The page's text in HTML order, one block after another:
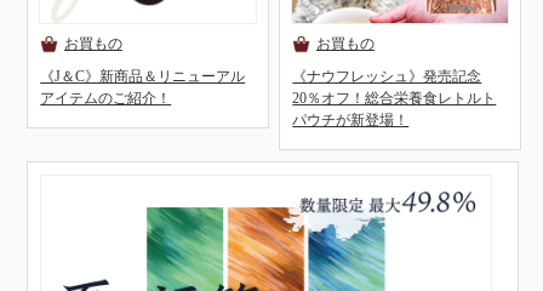
《J＆C》新商品＆リニューアル
アイテムのご紹介！
《ナウフレッシュ》発売記念
20％オフ！総合栄養食レトルト
パウチが新登場！